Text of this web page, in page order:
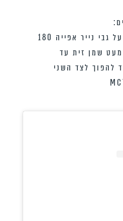
אפשר גם לאפות, על גבי נייר אפייה 180
שמן זית עד
להפוך לצד השני